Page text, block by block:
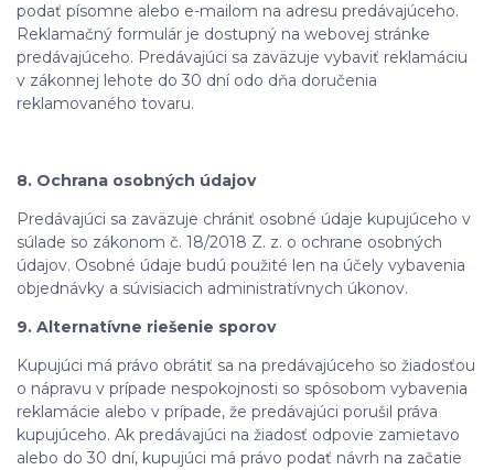
podať písomne alebo e-mailom na adresu predávajúceho.
Reklamačný formulár je dostupný na webovej stránke
predávajúceho. Predávajúci sa zaväzuje vybaviť reklamáciu
v zákonnej lehote do 30 dní odo dňa doručenia
reklamovaného tovaru.
8. Ochrana osobných údajov
Predávajúci sa zaväzuje chrániť osobné údaje kupujúceho v
súlade so zákonom č. 18/2018 Z. z. o ochrane osobných
údajov. Osobné údaje budú použité len na účely vybavenia
objednávky a súvisiacich administratívnych úkonov.
9. Alternatívne riešenie sporov
Kupujúci má právo obrátiť sa na predávajúceho so žiadosťou
o nápravu v prípade nespokojnosti so spôsobom vybavenia
reklamácie alebo v prípade, že predávajúci porušil práva
kupujúceho. Ak predávajúci na žiadosť odpovie zamietavo
alebo do 30 dní, kupujúci má právo podať návrh na začatie